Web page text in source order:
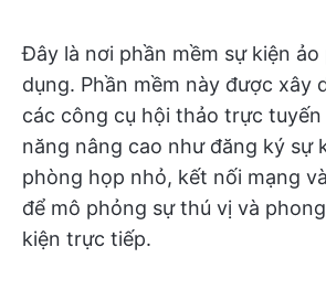
Đây là nơi phần mềm sự kiện
dụng. Phần mềm này được xây
các công cụ hội thảo trực
năng nâng cao như đăng ký sự
phòng họp nhỏ, kết nối mạng
để mô phỏng sự thú vị và
kiện trực tiếp.